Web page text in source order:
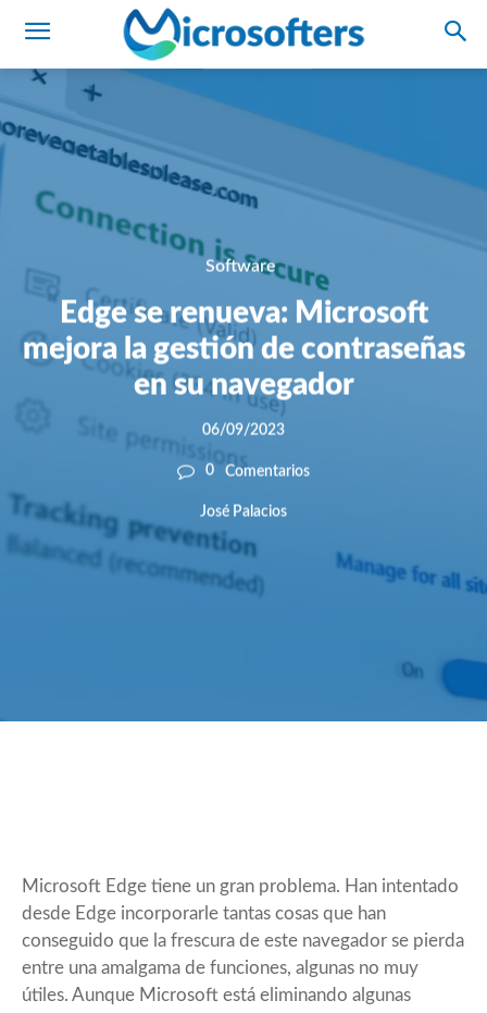
Software
Edge se renueva: Microsoft
mejora la gestión de contraseñas
en su navegador
06/09/2023
0 Comentarios
José Palacios
Microsoft Edge tiene un gran problema. Han intentado
desde Edge incorporarle tantas cosas que han
conseguido que la frescura de este navegador se pierda
entre una amalgama de funciones, algunas no muy
útiles. Aunque Microsoft está eliminando algunas